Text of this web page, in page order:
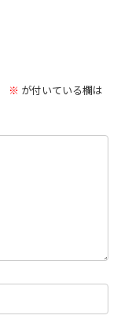
※ が付いている欄は